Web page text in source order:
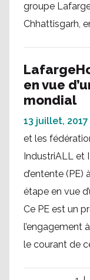
groupe
Chhattisgarh,
en vue
mondial
13 juillet, 2017
et les
IndustriALL et
d’entente (PE)
étape en vue
Ce PE est un
l’engagement
le courant de